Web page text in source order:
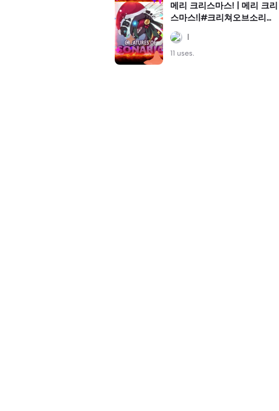
메리 크리스마스! | 메리 크리
스마스!|#크리쳐오브소리니
아#크리스마스
l
11 uses.